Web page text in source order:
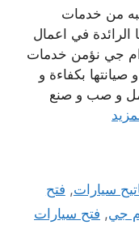
من خدمات
في اعمال
ام جي نؤمن خدمات
صيانتها بكفاءة و
و صب و صنع
سيارات, فتح
جي, فتح سيارات